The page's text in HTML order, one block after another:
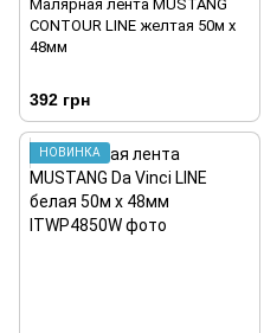
Малярная лента MUSTANG
CONTOUR LINE желтая 50м х
48мм
392 грн
НОВИНКА